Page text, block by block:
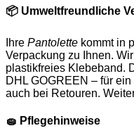
📦 Umweltfreundliche
Ihre Pantolette kommt in
Verpackung zu Ihnen.
plastikfreies Klebeband.
DHL GOGREEN – für
auch bei Retouren.
🧽 Pflegehinweise